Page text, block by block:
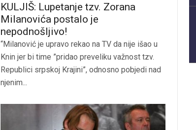
KULJIŠ: Lupetanje tzv. Zorana
Milanovića postalo je
nepodnošljivo!
“Milanović je upravo rekao na TV da nije išao u
Knin jer bi time ”pridao preveliku važnost tzv.
Republici srpskoj Krajini”, odnosno pobjedi nad
njenim...